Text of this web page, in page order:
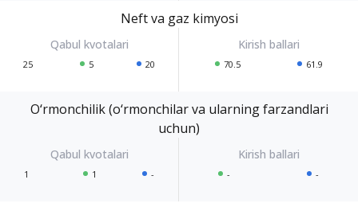
Neft va gaz kimyosi
25 5 20 70.5 61.9
O‘rmonchilik (o‘rmonchilar va ularning farzandlari
uchun)
1 1 - - -